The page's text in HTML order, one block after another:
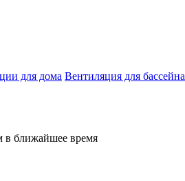
для дома Вентиляция для бассейна
в ближайшее время